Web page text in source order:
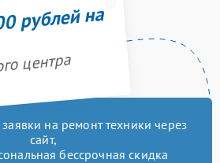
рублей на
центра
на ремонт техники через
сайт,
бессрочная скидка